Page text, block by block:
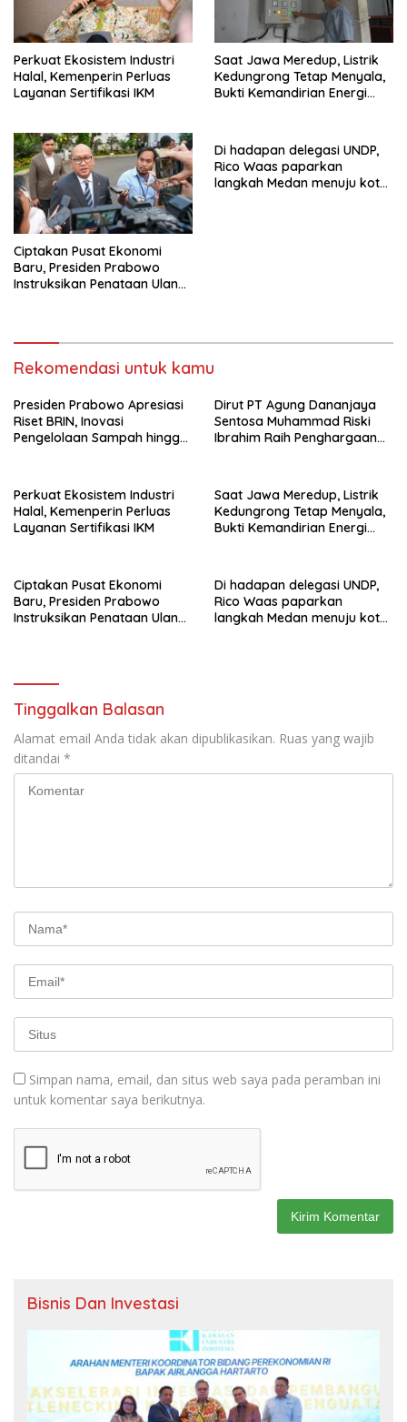
Perkuat Ekosistem Industri
Halal, Kemenperin Perluas
Layanan Sertifikasi IKM
Saat Jawa Meredup, Listrik
Kedungrong Tetap Menyala,
Bukti Kemandirian Energi
Ciptakan Pusat Ekonomi
Baru, Presiden Prabowo
Instruksikan Penataan Ulang
Di hadapan delegasi UNDP,
Rico Waas paparkan
langkah Medan menuju kota
Rekomendasi untuk kamu
Presiden Prabowo Apresiasi
Riset BRIN, Inovasi
Pengelolaan Sampah hingga
Dirut PT Agung Dananjaya
Sentosa Muhammad Riski
Ibrahim Raih Penghargaan
Perkuat Ekosistem Industri
Halal, Kemenperin Perluas
Layanan Sertifikasi IKM
Saat Jawa Meredup, Listrik
Kedungrong Tetap Menyala,
Bukti Kemandirian Energi
Ciptakan Pusat Ekonomi
Baru, Presiden Prabowo
Instruksikan Penataan Ulang
Di hadapan delegasi UNDP,
Rico Waas paparkan
langkah Medan menuju kota
Tinggalkan Balasan
Alamat email Anda tidak akan dipublikasikan. Ruas yang wajib
ditandai *
Simpan nama, email, dan situs web saya pada peramban ini
untuk komentar saya berikutnya.
Bisnis Dan Investasi